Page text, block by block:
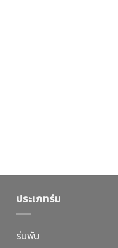
ประเภทร่ม
ร่มพับ